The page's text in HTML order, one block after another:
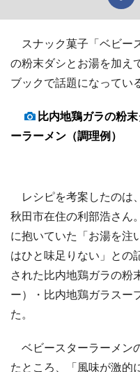
スナック菓子「ベビー
の粉末ダシとお湯を加え
ブックで話題になってい
比内地鶏ガラの粉
ーラーメン（調理例）
レシピを考案したのは
秋田市在住の利部浩さん
に抱いていた「お湯を注
はひと味足りない」との
された比内地鶏ガラの粉
ー）・比内地鶏ガラスー
た。
ベビースターラーメン
たところ、「風味が激的